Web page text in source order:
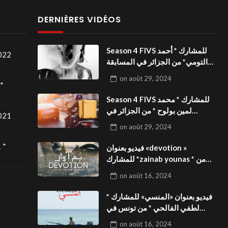
*
DERNIÈRES VIDÉOS
Season 4 FIVS للمشارك * أحمد
التومي* من الجزائر في المسابقة
للفيدوهات التوعوية«Dark Life
»فيديو بعنوان
on août 29, 2024
Season 4 FIVS للمشارك * محمد
لمين بولوح * من الجزائر في
للفيدوهات التوعوية«Pizza
express »فيديو بعنوان
on août 29, 2024
فيديو بعنوان «devotion »
للمشارك *zainab younas * من
بالمهرجان الدولي للفيدوهات
التوعوية Season 4 FIVS
on août 16, 2024
فيديو بعنوان «المنسي» للمشارك *
لطفي الفالحي * من تونس في
on août 16, 2024